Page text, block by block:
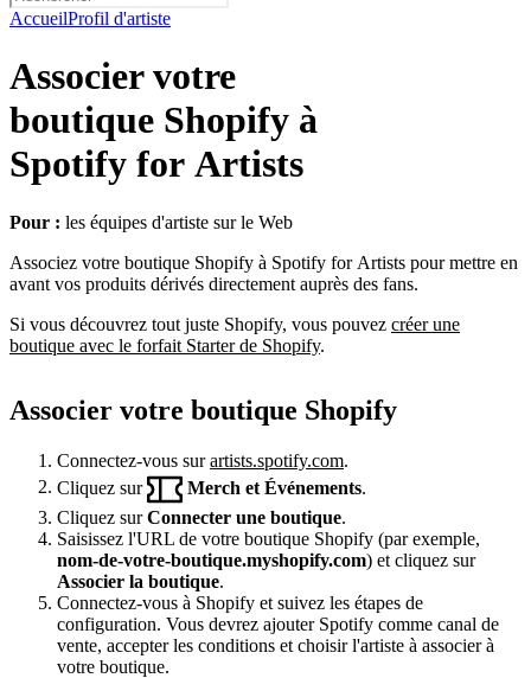
AccueilProfil d'artiste
Associer votre
boutique Shopify à
Spotify for Artists
Pour : les équipes d'artiste sur le Web
Associez votre boutique Shopify à Spotify for Artists pour mettre en
avant vos produits dérivés directement auprès des fans.
Si vous découvrez tout juste Shopify, vous pouvez créer une
boutique avec le forfait Starter de Shopify.
Associer votre boutique Shopify
Connectez-vous surartists.spotify.com.
Cliquez sur
Merch et Événements
Cliquez surConnecter une boutique.
Saisissez l'URL de votre boutique Shopify (par exemple,
nom-de-votre-boutique.myshopify.com) et cliquez sur
Associer la boutique.
Connectez-vous à Shopify et suivez les étapes de
configuration. Vous devrez ajouter Spotify comme canal de
vente, accepter les conditions et choisir l'artiste à associer à
votre boutique.